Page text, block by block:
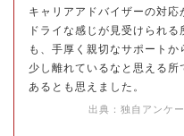
キャリアアドバイザーの対応
ドライな感じが見受けられる
も、手厚く親切なサポートか
少し離れているなと思える所
あるとも思えました。
出典：独自アンケー